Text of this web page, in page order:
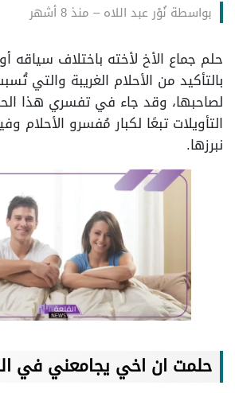
بواسطة نُوْر عبد اللاه– منذ 8 أشهر
حلم جماع الأخ لأخته باختلاف سياقه
بالتأكيد من الأحلام الغريبة والتي
لصاحبها، وقد جاء في تفسري هذا
التأويلات تبعًا لكبار مُفسرو
نبرزها.
حلمت ان اخي يجامعني في